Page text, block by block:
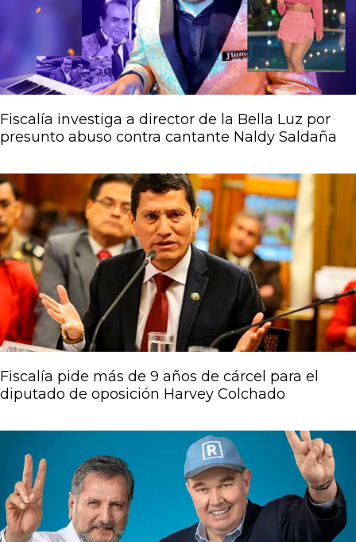
Fiscalía investiga a director de la Bella Luz por
presunto abuso contra cantante Naldy Saldaña
Fiscalía pide más de 9 años de cárcel para el
diputado de oposición Harvey Colchado